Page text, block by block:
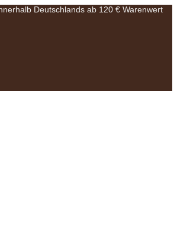
Deutschlands ab 120 € Warenwert